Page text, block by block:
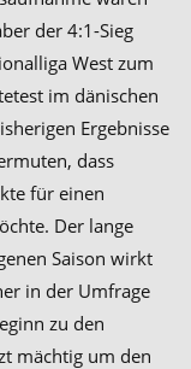
der 4:1-Sieg
West zum
im dänischen
Ergebnisse
dass
für einen
Der lange
Saison wirkt
in der Umfrage
zu den
mächtig um den